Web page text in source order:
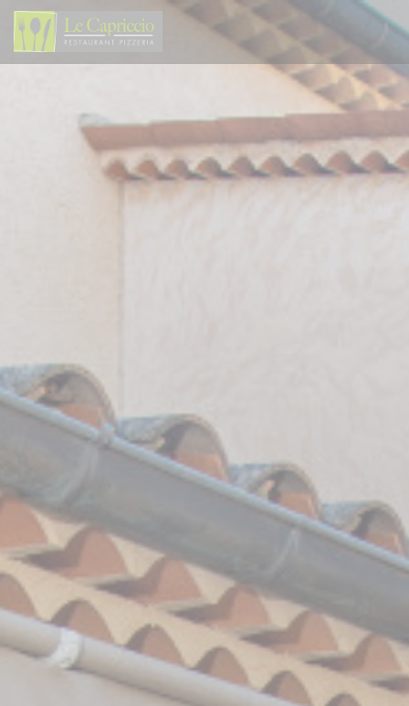
Панель управления cookies